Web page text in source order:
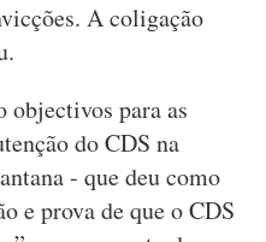
A coligação
objectivos para as
do CDS na
- que deu como
e prova de que o CDS